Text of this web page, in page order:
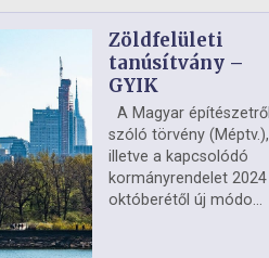
Zöldfelületi
tanúsítvány –
GYIK
A Magyar építészetről
szóló törvény (Méptv.),
illetve a kapcsolódó
kormányrendelet 2024
októberétől új módo...